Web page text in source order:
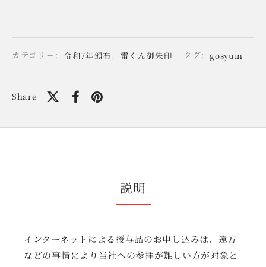
カテゴリー: 令和7年頒布, 雷くん御朱印 タグ: gosyuin
Share
説明
インターネットによる授与品のお申し込みは、遠方
などの事情により当社への参拝が難しい方が対象と